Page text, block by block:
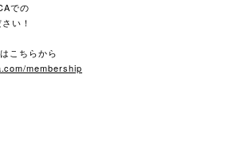
での
い！
こちらから
membership